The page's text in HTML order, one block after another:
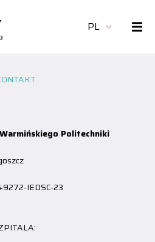
PL
Politechniki
IEDSC-23